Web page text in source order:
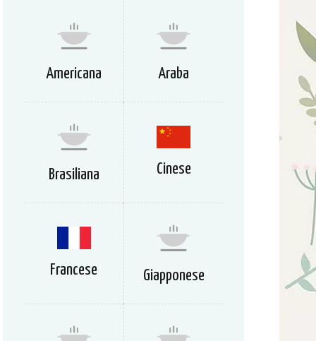
Americana Araba
Brasiliana Cinese
Francese Giapponese